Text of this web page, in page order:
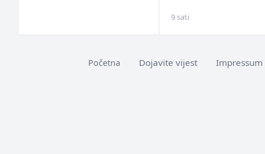
9 sati
Početna Dojavite vijest Impressum